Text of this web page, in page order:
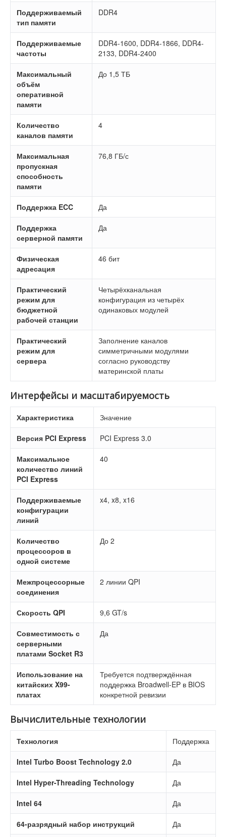
Поддерживаемый
тип памяти
DDR4
Поддерживаемые
частоты
DDR4-1600, DDR4-1866, DDR4-
2133, DDR4-2400
Максимальный
объём
оперативной
памяти
До 1,5 ТБ
Количество
каналов памяти
4
Максимальная
пропускная
способность
памяти
76,8 ГБ/с
Поддержка ECC Да
Поддержка
серверной памяти
Да
Физическая
адресация
46 бит
Практический
режим для
бюджетной
рабочей станции
Четырёхканальная
конфигурация из четырёх
одинаковых модулей
Практический
режим для
сервера
Заполнение каналов
симметричными модулями
согласно руководству
материнской платы
Интерфейсы и масштабируемость
Характеристика Значение
Версия PCI Express PCI Express 3.0
Максимальное
количество линий
PCI Express
40
Поддерживаемые
конфигурации
линий
x4, x8, x16
Количество
процессоров в
одной системе
До 2
Межпроцессорные
соединения
2 линии QPI
Скорость QPI 9,6 GT/s
Совместимость с
серверными
платами Socket R3
Да
Использование на
китайских X99-
платах
Требуется подтверждённая
поддержка Broadwell-EP в BIOS
конкретной ревизии
Вычислительные технологии
Технология Поддержка
Intel Turbo Boost Technology 2.0 Да
Intel Hyper-Threading Technology Да
Intel 64 Да
64-разрядный набор инструкций Да